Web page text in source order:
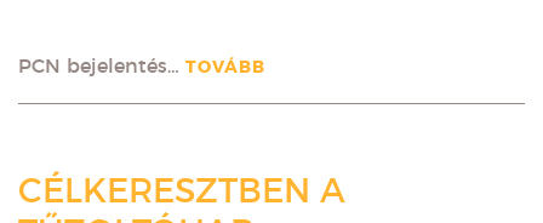
PCN bejelentés… TOVÁBB
CÉLKERESZTBEN A